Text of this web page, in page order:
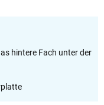
hintere Fach unter der